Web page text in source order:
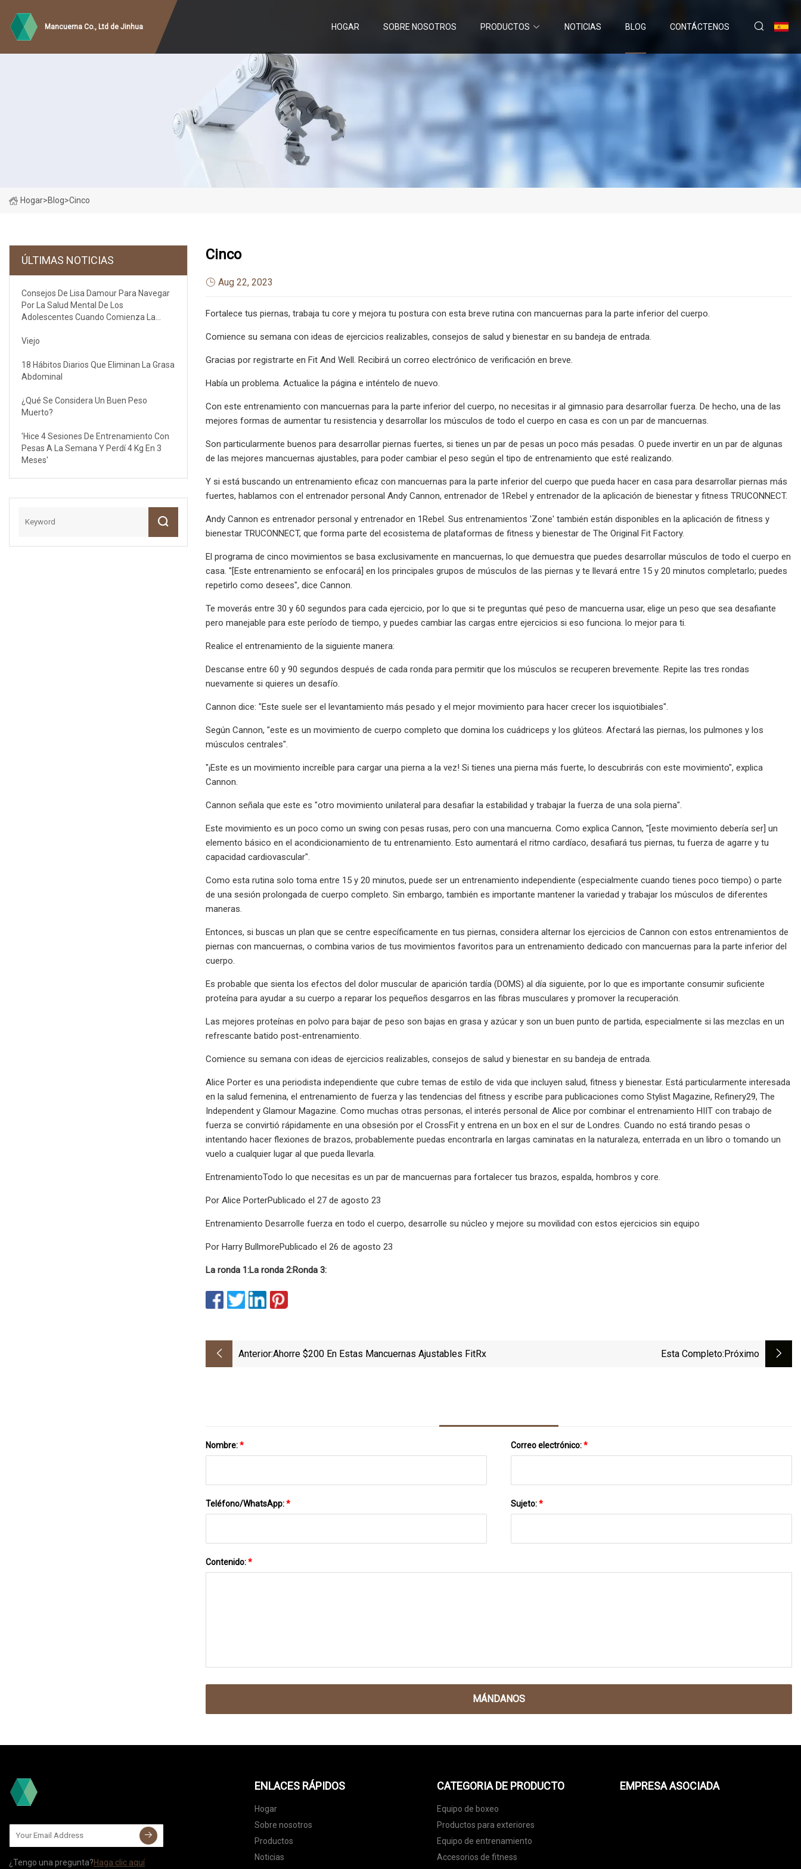
Mancuerna Co., Ltd de Jinhua HOGAR SOBRE NOSOTROS PRODUCTOS NOTICIAS BLOG CONTÁCTENOS
Hogar>Blog>Cinco
ÚLTIMAS NOTICIAS
Consejos De Lisa Damour Para Navegar
Por La Salud Mental De Los
Adolescentes Cuando Comienza La
Viejo
18 Hábitos Diarios Que Eliminan La Grasa
Abdominal
¿Qué Se Considera Un Buen Peso
Muerto?
'Hice 4 Sesiones De Entrenamiento Con
Pesas A La Semana Y Perdí 4 Kg En 3
Meses'
Cinco
Aug 22, 2023
Fortalece tus piernas, trabaja tu core y mejora tu postura con esta breve rutina con mancuernas para la parte inferior del cuerpo.
Comience su semana con ideas de ejercicios realizables, consejos de salud y bienestar en su bandeja de entrada.
Gracias por registrarte en Fit And Well. Recibirá un correo electrónico de verificación en breve.
Había un problema. Actualice la página e inténtelo de nuevo.
Con este entrenamiento con mancuernas para la parte inferior del cuerpo, no necesitas ir al gimnasio para desarrollar fuerza. De hecho, una de las
mejores formas de aumentar tu resistencia y desarrollar los músculos de todo el cuerpo en casa es con un par de mancuernas.
Son particularmente buenos para desarrollar piernas fuertes, si tienes un par de pesas un poco más pesadas. O puede invertir en un par de algunas
de las mejores mancuernas ajustables, para poder cambiar el peso según el tipo de entrenamiento que esté realizando.
Y si está buscando un entrenamiento eficaz con mancuernas para la parte inferior del cuerpo que pueda hacer en casa para desarrollar piernas más
fuertes, hablamos con el entrenador personal Andy Cannon, entrenador de 1Rebel y entrenador de la aplicación de bienestar y fitness TRUCONNECT.
Andy Cannon es entrenador personal y entrenador en 1Rebel. Sus entrenamientos 'Zone' también están disponibles en la aplicación de fitness y
bienestar TRUCONNECT, que forma parte del ecosistema de plataformas de fitness y bienestar de The Original Fit Factory.
El programa de cinco movimientos se basa exclusivamente en mancuernas, lo que demuestra que puedes desarrollar músculos de todo el cuerpo en
casa. "[Este entrenamiento se enfocará] en los principales grupos de músculos de las piernas y te llevará entre 15 y 20 minutos completarlo; puedes
repetirlo como desees", dice Cannon.
Te moverás entre 30 y 60 segundos para cada ejercicio, por lo que si te preguntas qué peso de mancuerna usar, elige un peso que sea desafiante
pero manejable para este período de tiempo, y puedes cambiar las cargas entre ejercicios si eso funciona. lo mejor para ti.
Realice el entrenamiento de la siguiente manera:
Descanse entre 60 y 90 segundos después de cada ronda para permitir que los músculos se recuperen brevemente. Repite las tres rondas
nuevamente si quieres un desafío.
Cannon dice: "Este suele ser el levantamiento más pesado y el mejor movimiento para hacer crecer los isquiotibiales".
Según Cannon, "este es un movimiento de cuerpo completo que domina los cuádriceps y los glúteos. Afectará las piernas, los pulmones y los
músculos centrales".
"¡Este es un movimiento increíble para cargar una pierna a la vez! Si tienes una pierna más fuerte, lo descubrirás con este movimiento", explica
Cannon.
Cannon señala que este es "otro movimiento unilateral para desafiar la estabilidad y trabajar la fuerza de una sola pierna".
Este movimiento es un poco como un swing con pesas rusas, pero con una mancuerna. Como explica Cannon, "[este movimiento debería ser] un
elemento básico en el acondicionamiento de tu entrenamiento. Esto aumentará el ritmo cardíaco, desafiará tus piernas, tu fuerza de agarre y tu
capacidad cardiovascular".
Como esta rutina solo toma entre 15 y 20 minutos, puede ser un entrenamiento independiente (especialmente cuando tienes poco tiempo) o parte
de una sesión prolongada de cuerpo completo. Sin embargo, también es importante mantener la variedad y trabajar los músculos de diferentes
maneras.
Entonces, si buscas un plan que se centre específicamente en tus piernas, considera alternar los ejercicios de Cannon con estos entrenamientos de
piernas con mancuernas, o combina varios de tus movimientos favoritos para un entrenamiento dedicado con mancuernas para la parte inferior del
cuerpo.
Es probable que sienta los efectos del dolor muscular de aparición tardía (DOMS) al día siguiente, por lo que es importante consumir suficiente
proteína para ayudar a su cuerpo a reparar los pequeños desgarros en las fibras musculares y promover la recuperación.
Las mejores proteínas en polvo para bajar de peso son bajas en grasa y azúcar y son un buen punto de partida, especialmente si las mezclas en un
refrescante batido post-entrenamiento.
Comience su semana con ideas de ejercicios realizables, consejos de salud y bienestar en su bandeja de entrada.
Alice Porter es una periodista independiente que cubre temas de estilo de vida que incluyen salud, fitness y bienestar. Está particularmente interesada
en la salud femenina, el entrenamiento de fuerza y ​​las tendencias del fitness y escribe para publicaciones como Stylist Magazine, Refinery29, The
Independent y Glamour Magazine. Como muchas otras personas, el interés personal de Alice por combinar el entrenamiento HIIT con trabajo de
fuerza se convirtió rápidamente en una obsesión por el CrossFit y entrena en un box en el sur de Londres. Cuando no está tirando pesas o
intentando hacer flexiones de brazos, probablemente puedas encontrarla en largas caminatas en la naturaleza, enterrada en un libro o tomando un
vuelo a cualquier lugar al que pueda llevarla.
EntrenamientoTodo lo que necesitas es un par de mancuernas para fortalecer tus brazos, espalda, hombros y core.
Por Alice PorterPublicado el 27 de agosto 23
Entrenamiento Desarrolle fuerza en todo el cuerpo, desarrolle su núcleo y mejore su movilidad con estos ejercicios sin equipo
Por Harry BullmorePublicado el 26 de agosto 23
La ronda 1:La ronda 2:Ronda 3:
Anterior:Ahorre $200 En Estas Mancuernas Ajustables FitRx Esta Completo:próximo
Nombre:* Correo electrónico:*
Teléfono/WhatsApp:* Sujeto:*
Contenido:*
MÁNDANOS
¿Tengo una pregunta?Haga clic aquí
ENLACES RÁPIDOS
Hogar
Sobre nosotros
Productos
Noticias
CATEGORIA DE PRODUCTO
Equipo de boxeo
Productos para exteriores
Equipo de entrenamiento
Accesorios de fitness
EMPRESA ASOCIADA